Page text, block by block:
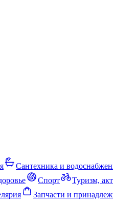
Сантехника и
Спорт Туризм,
Запчасти и